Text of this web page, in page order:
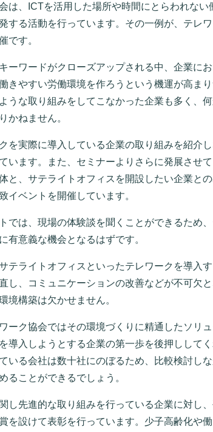
は、ICTを活用した場所や時間にとらわれな
する活動を行っています。その一例が、テレ
です。
ーワードがクローズアップされる中、企業に
きやすい労働環境を作ろうという機運が高ま
うな取り組みをしてこなかった企業も多く、
かねません。
を実際に導入している企業の取り組みを紹介
います。また、セミナーよりさらに発展させ
と、サテライトオフィスを開設したい企業と
イベントを開催しています。
では、現場の体験談を聞くことができるため
有意義な機会となるはずです。
テライトオフィスといったテレワークを導入
し、コミュニケーションの改善などが不可欠
境構築は欠かせません。
ーク協会ではその環境づくりに精通したソリ
導入しようとする企業の第一歩を後押しして
いる会社は数十社にのぼるため、比較検討し
ることができるでしょう。
し先進的な取り組みを行っている企業に対し
を設けて表彰を行っています。少子高齢化や